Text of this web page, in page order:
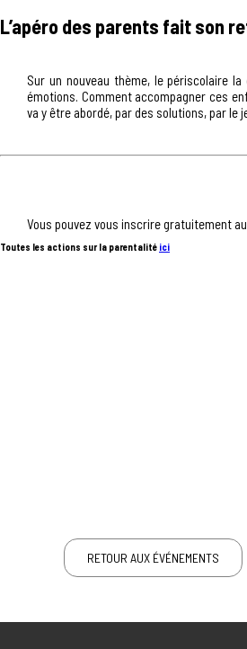
L’apéro des parents fait son
Sur un nouveau thème, le périscolaire
émotions. Comment accompagner ces
va y être abordé, par des solutions, par le
Vous pouvez vous inscrire gratuitement
Toutes les actions sur la parentalité ici
RETOUR AUX ÉVÉNEMENTS